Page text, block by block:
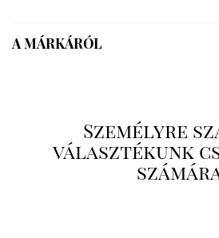
A MÁRKÁRÓL
Személyre
választékunk